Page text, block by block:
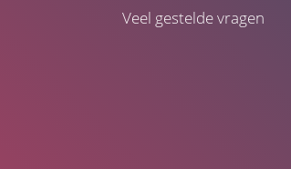
Veel gestelde vragen